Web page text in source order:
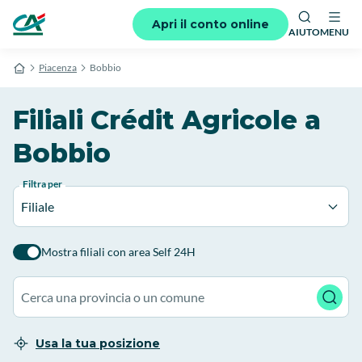
Apri il conto online
AIUTOMENU
Piacenza Bobbio
Filiali Crédit Agricole a
Bobbio
Filtra per
Filiale
Mostra filiali con area Self 24H
Usa la tua posizione